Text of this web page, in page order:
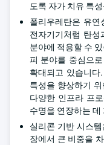
도록 자가 치유 특
폴리우레탄은 유
전자기기처럼 탄
분야에 적용할 수
피 분야를 중심으
확대되고 있습니다
특성을 향상하기
다양한 인프라 프
수명을 연장하는 데
실리콘 기반 시스
장에서 큰 비중을